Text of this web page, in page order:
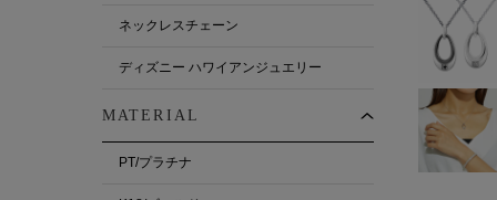
ネックレスチェーン
ディズニー ハワイアンジュエリー
MATERIAL
PT/プラチナ